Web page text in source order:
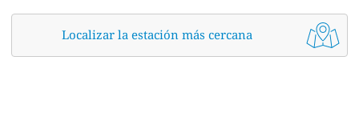
Localizar la estación más cercana